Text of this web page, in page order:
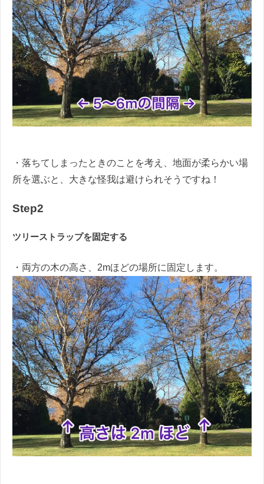
・落ちてしまったときのことを考え、地面が柔らかい場
所を選ぶと、大きな怪我は避けられそうですね！
Step2
ツリーストラップを固定する
・両方の木の高さ、2mほどの場所に固定します。